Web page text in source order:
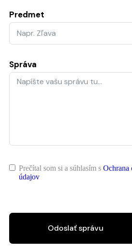
Predmet
Správa
Prečítal som si a súhlasím s Ochrana
údajov
Odoslať správu